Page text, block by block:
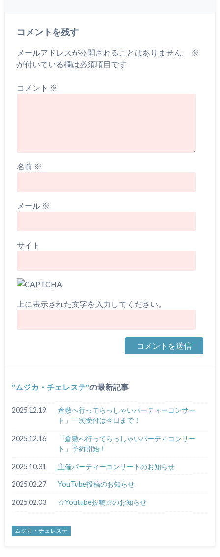
コメントを残す
メールアドレスが公開されることはありません。
※
が付いている欄は必須項目です
コメント ※
名前 ※
メール ※
サイト
上に表示された文字を入力してください。
ムジカ・チェレステ の最新記事
2025.12.19
倉敷へ行ってらっしゃいパーティーコンサー
ト」一次受付は今日まで！
2025.12.16
「倉敷へ行ってらっしゃいパーティコンサー
ト」予約開始！
2025.10.31 主催パーティーコンサートのお知らせ
2025.02.27 YouTube投稿のお知らせ
2025.02.03 ☆Youtube投稿☆のお知らせ
ムジカ・チェレステ